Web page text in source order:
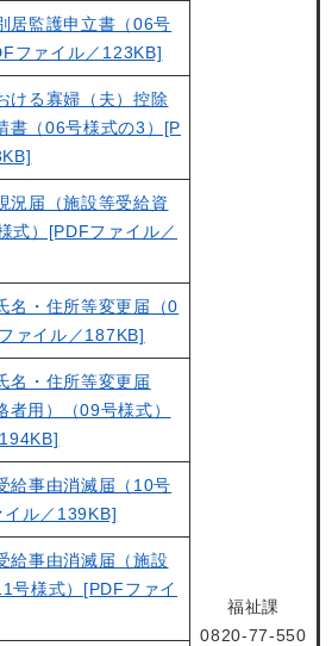
福祉課
0820-77-550
監護申立書（06号
ファイル／123KB]
ける寡婦（夫）控除
書（06号様式の3）[P
届（施設等受給資
式）[PDFファイル／
・住所等変更届（0
ァイル／187KB]
・住所等変更届
者用）（09号様式）
事由消滅届（10号
ル／139KB]
事由消滅届（施設
号様式）[PDFファイ